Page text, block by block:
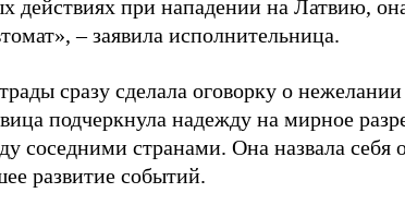
действиях при нападении на Латвию,
– заявила исполнительница.
сразу сделала оговорку о
подчеркнула надежду на мирное
соседними странами. Она назвала себя
развитие событий.